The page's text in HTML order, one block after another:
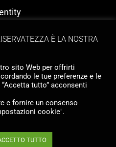
Tailormade Stocco
Babel Studio
È LA NOSTRA
sito Web per offrirti
le tue preferenze e le
tutto” acconsenti
e fornire un consenso
cookie".
TUTTO